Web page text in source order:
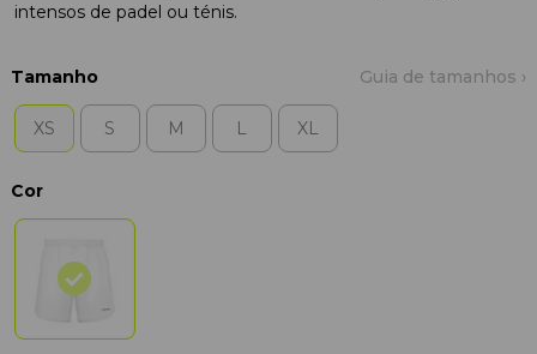
intensos de padel ou ténis.
Tamanho Guia de tamanhos ›
XS S M L XL
Cor